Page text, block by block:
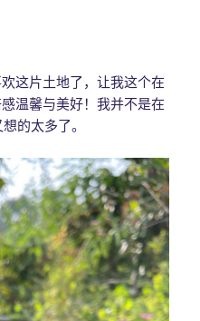
这片土地了，让我这个在
温馨与美好！我并不是在
的太多了。